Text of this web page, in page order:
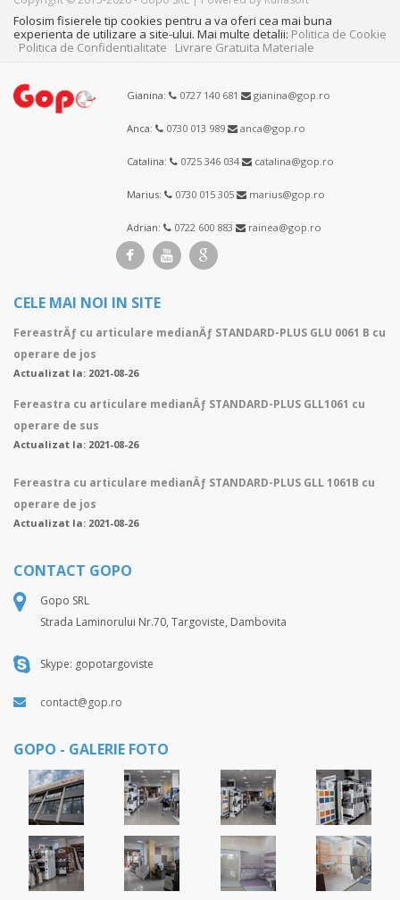
Folosim fisierele tip cookies pentru a va oferi cea mai buna
experienta de utilizare a site-ului. Mai multe detalii: Politica de Cookie
Politica de Confidentialitate
Livrare Gratuita Materiale
Gianina: 0727 140 681 gianina@gop.ro
Anca: 0730 013 989 anca@gop.ro
Catalina: 0725 346 034 catalina@gop.ro
Marius: 0730 015 305 marius@gop.ro
Adrian: 0722 600 883 rainea@gop.ro
CELE MAI NOI IN SITE
FereastrÄƒ cu articulare medianÄƒ STANDARD-PLUS GLU 0061 B cu
operare de jos
Actualizat la: 2021-08-26
Fereastra cu articulare medianÄƒ STANDARD-PLUS GLL1061 cu
operare de sus
Actualizat la: 2021-08-26
Fereastra cu articulare medianÄƒ STANDARD-PLUS GLL 1061B cu
operare de jos
Actualizat la: 2021-08-26
CONTACT GOPO
Gopo SRL
Strada Laminorului Nr.70, Targoviste, Dambovita
Skype: gopotargoviste
contact@gop.ro
GOPO - GALERIE FOTO